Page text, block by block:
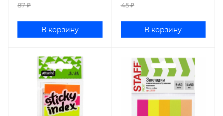
87₽
В корзину
45₽
В корзину